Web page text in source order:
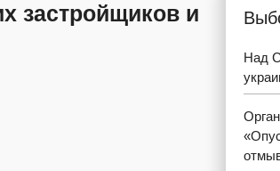
застройщиков и
Над